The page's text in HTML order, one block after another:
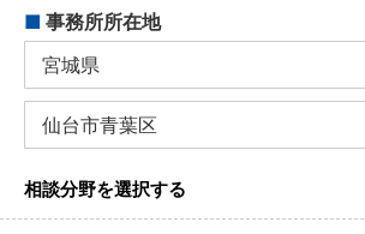
■ 事務所所在地
相談分野を選択する